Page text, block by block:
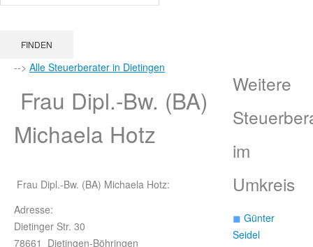
FINDEN
--> Alle Steuerberater in Dietingen
Frau Dipl.-Bw. (BA)
Michaela Hotz
Frau Dipl.-Bw. (BA) Michaela Hotz:
Adresse:
Dietinger Str. 30
78661 Dietingen-Böhringen
Weitere
im
Umkreis
◼ Günter
Seidel